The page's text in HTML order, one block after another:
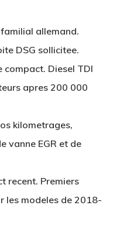
allemand.
DSG sollicitee.
Diesel TDI
apres 200 000
kilometrages,
vanne EGR et de
recent. Premiers
les modeles de 2018-